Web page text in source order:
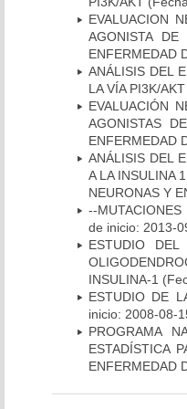
EVALUACION
AGONISTA
ENFERMEDAD
ANÁLISIS DEL
LA VÍA PI3K/
EVALUACIÓN
AGONISTAS
ENFERMEDAD
ANÁLISIS DEL
A LA INSULINA
NEURONAS Y
--
de inicio: 2013-
ESTUDIO
INSULINA-1
ESTUDIO DE
inicio: 2008-08-
PROGRAMA
ESTADÍSTICA
ENFERMEDAD